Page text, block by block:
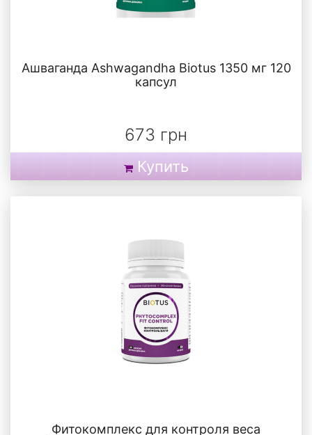
Ашваганда Ashwagandha Biotus 1350 мг 120
капсул
673 грн
Купить
Фитокомплекс для контроля веса